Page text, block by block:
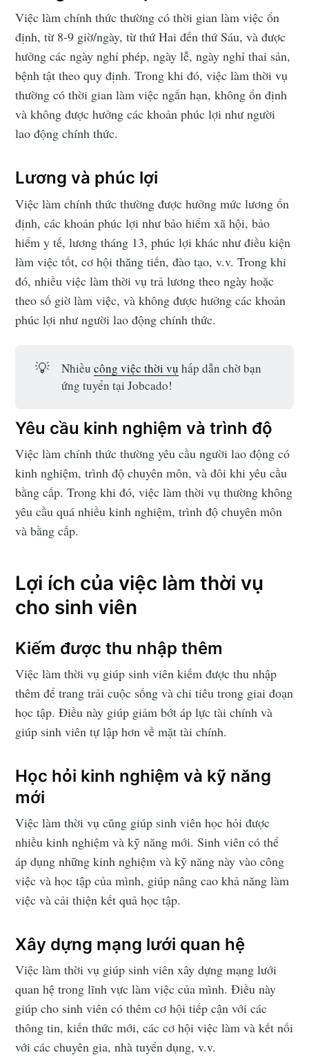
Việc làm chính thức thường có thời gian làm việc ổn
định, từ 8-9 giờ/ngày, từ thứ Hai đến thứ Sáu, và được
hưởng các ngày nghỉ phép, ngày lễ, ngày nghỉ thai sản,
bệnh tật theo quy định. Trong khi đó, việc làm thời vụ
thường có thời gian làm việc ngắn hạn, không ổn định
và không được hưởng các khoản phúc lợi như người
lao động chính thức.
Lương và phúc lợi
Việc làm chính thức thường được hưởng mức lương ổn
định, các khoản phúc lợi như bảo hiểm xã hội, bảo
hiểm y tế, lương tháng 13, phúc lợi khác như điều kiện
làm việc tốt, cơ hội thăng tiến, đào tạo, v.v. Trong khi
đó, nhiều việc làm thời vụ trả lương theo ngày hoặc
theo số giờ làm việc, và không được hưởng các khoản
phúc lợi như người lao động chính thức.
💡 Nhiều công việc thời vụ hấp dẫn chờ bạn
ứng tuyển tại Jobcado!
Yêu cầu kinh nghiệm và trình độ
Việc làm chính thức thường yêu cầu người lao động có
kinh nghiệm, trình độ chuyên môn, và đôi khi yêu cầu
bằng cấp. Trong khi đó, việc làm thời vụ thường không
yêu cầu quá nhiều kinh nghiệm, trình độ chuyên môn
và bằng cấp.
Lợi ích của việc làm thời vụ
cho sinh viên
Kiếm được thu nhập thêm
Việc làm thời vụ giúp sinh viên kiếm được thu nhập
thêm để trang trải cuộc sống và chi tiêu trong giai đoạn
học tập. Điều này giúp giảm bớt áp lực tài chính và
giúp sinh viên tự lập hơn về mặt tài chính.
Học hỏi kinh nghiệm và kỹ năng
mới
Việc làm thời vụ cũng giúp sinh viên học hỏi được
nhiều kinh nghiệm và kỹ năng mới. Sinh viên có thể
áp dụng những kinh nghiệm và kỹ năng này vào công
việc và học tập của mình, giúp nâng cao khả năng làm
việc và cải thiện kết quả học tập.
Xây dựng mạng lưới quan hệ
Việc làm thời vụ giúp sinh viên xây dựng mạng lưới
quan hệ trong lĩnh vực làm việc của mình. Điều này
giúp cho sinh viên có thêm cơ hội tiếp cận với các
thông tin, kiến thức mới, các cơ hội việc làm và kết nối
với các chuyên gia, nhà tuyển dụng, v.v.